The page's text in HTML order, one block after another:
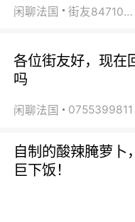
闲聊法国 街友84710671
各位街友好，现在
吗
闲聊法国 0755399811
自制的酸辣腌萝卜
巨下饭！